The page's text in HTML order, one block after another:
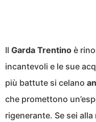
Il Garda Trentino è
incantevoli e le sue
più battute si celano
che promettono
rigenerante. Se sei